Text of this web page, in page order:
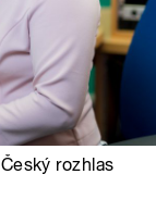
Český rozhlas